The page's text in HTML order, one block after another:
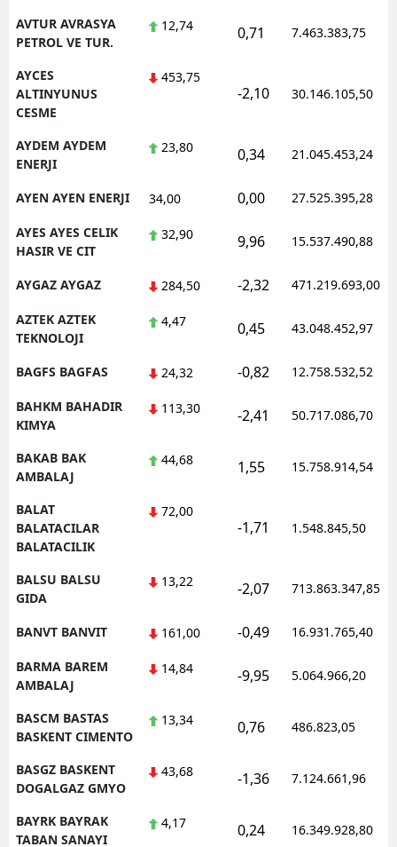
AVTUR AVRASYA
PETROL VE TUR.
12,74 0,71 7.463.383,75
AYCES
ALTINYUNUS
CESME
453,75
-2,10 30.146.105,50
AYDEM AYDEM
ENERJI
23,80 0,34 21.045.453,24
AYEN AYEN ENERJI 34,00 0,00 27.525.395,28
AYES AYES CELIK
HASIR VE CIT
32,90 9,96 15.537.490,88
AYGAZ AYGAZ 284,50 -2,32 471.219.693,00
AZTEK AZTEK
TEKNOLOJI
4,47 0,45 43.048.452,97
BAGFS BAGFAS 24,32 -0,82 12.758.532,52
BAHKM BAHADIR
KIMYA
113,30 -2,41 50.717.086,70
BAKAB BAK
AMBALAJ
44,68 1,55 15.758.914,54
BALAT
BALATACILAR
BALATACILIK
72,00
-1,71 1.548.845,50
BALSU BALSU
GIDA
13,22 -2,07 713.863.347,85
BANVT BANVIT 161,00 -0,49 16.931.765,40
BARMA BAREM
AMBALAJ
14,84 -9,95 5.064.966,20
BASCM BASTAS
BASKENT CIMENTO
13,34 0,76 486.823,05
BASGZ BASKENT
DOGALGAZ GMYO
43,68 -1,36 7.124.661,96
BAYRK BAYRAK
TABAN SANAYI
4,17 0,24 16.349.928,80